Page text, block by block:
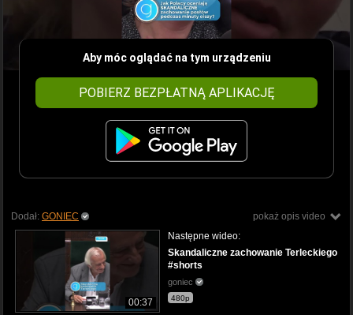
Aby móc oglądać na tym urządzeniu
POBIERZ BEZPŁATNĄ APLIKACJĘ
pokaż opis video
Dodał: GONIEC
00:37
Następne wideo:
Skandaliczne zachowanie Terleckiego
#shorts
goniec
480p